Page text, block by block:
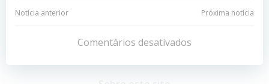
Navegação
Post
Notícia anterior
Navegação
de
Post
Próxima notícia
Comentários desativados